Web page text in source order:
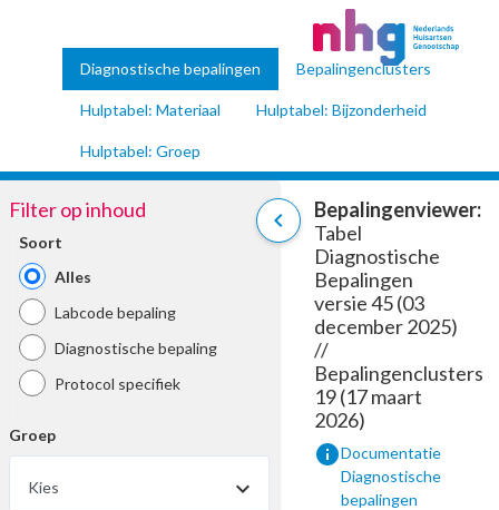
Diagnostische bepalingen Bepalingenclusters
Hulptabel: Materiaal Hulptabel: Bijzonderheid
Hulptabel: Groep
chevron_left
Filter op inhoud
Soort
Alles
Labcode bepaling
Diagnostische bepaling
Protocol specifiek
Groep
Kies
Bepalingenviewer:
Tabel
Diagnostische
Bepalingen
versie 45 (03
december 2025)
//
Bepalingenclusters
19 (17 maart
2026)
infoDocumentatie
Diagnostische
bepalingen